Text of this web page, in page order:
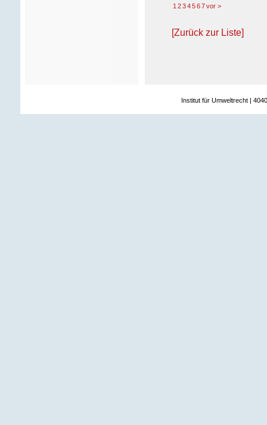
1 2 3 4 5 6 7 vor >
[Zurück zur Liste]
Institut für Umweltrecht |